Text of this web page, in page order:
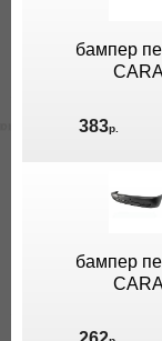
бампер
383р.
бампер